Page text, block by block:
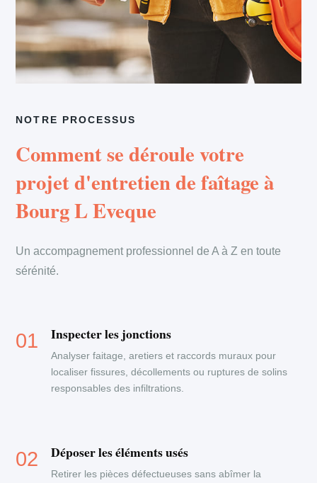
NOTRE PROCESSUS
Comment se déroule votre
projet d'entretien de faîtage à
Bourg L Eveque
Un accompagnement professionnel de A à Z en toute
sérénité.
Inspecter les jonctions
Analyser faitage, aretiers et raccords muraux pour
localiser fissures, décollements ou ruptures de solins
responsables des infiltrations.
Déposer les éléments usés
Retirer les pièces défectueuses sans abîmer la